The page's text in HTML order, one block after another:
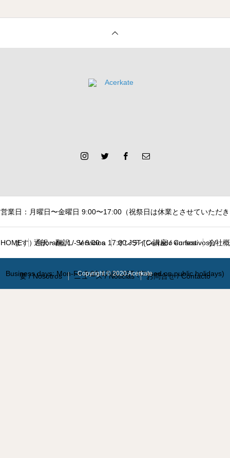
営業日：月曜日〜金曜日 9:00〜17:00（祝祭日は休業とさせていただき
ます）/ Horario: L - V 9:00 a 17:00 JST (Cerrado en festivos) /
Business days: Mon-Fri 9:00-17:00 JST (Closed on public holidays)
HOME 通訳・翻訳 / Servicios オンライン講座 / Cursos 会社概
要 / Nosotros ニュース / Noticias お問合せ / Contacto
Copyright © 2020 Acerkate